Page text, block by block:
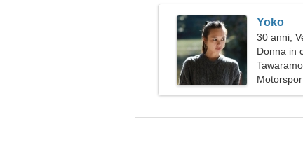
Yoko
30 anni,
Donna in